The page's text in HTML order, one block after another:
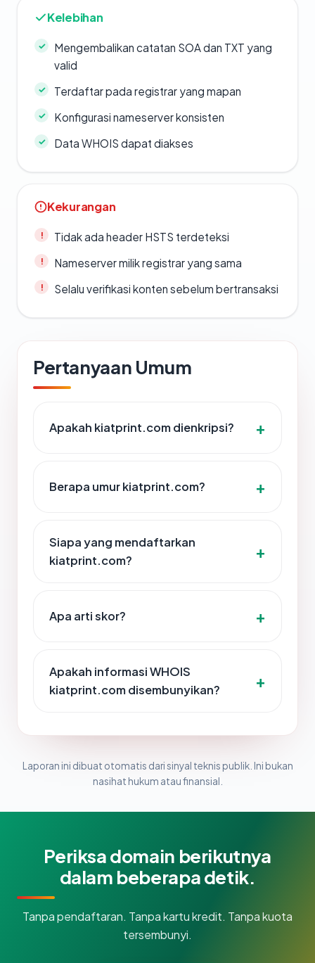
Kelebihan
Mengembalikan catatan SOA dan TXT yang
valid
Terdaftar pada registrar yang mapan
Konfigurasi nameserver konsisten
Data WHOIS dapat diakses
Kekurangan
Tidak ada header HSTS terdeteksi
Nameserver milik registrar yang sama
Selalu verifikasi konten sebelum bertransaksi
Pertanyaan Umum
Apakah kiatprint.com dienkripsi?
Berapa umur kiatprint.com?
Siapa yang mendaftarkan
kiatprint.com?
Apa arti skor?
Apakah informasi WHOIS
kiatprint.com disembunyikan?
Laporan ini dibuat otomatis dari sinyal teknis publik. Ini bukan
nasihat hukum atau finansial.
Periksa domain berikutnya
dalam beberapa detik.
Tanpa pendaftaran. Tanpa kartu kredit. Tanpa kuota
tersembunyi.